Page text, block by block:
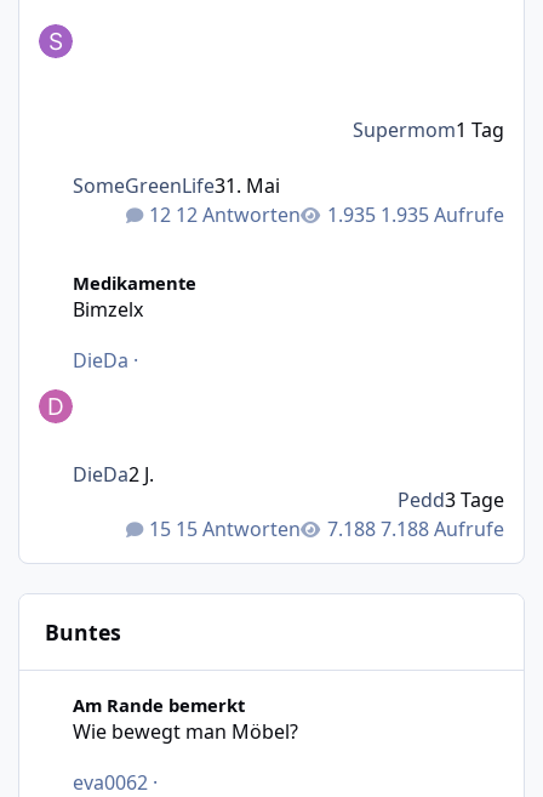
12 Antworten 1.935 Aufrufe
SomeGreenLife31. Mai
Supermom1 Tag
Medikamente
Bimzelx
DieDa ·
15 Antworten 7.188 Aufrufe
DieDa2 J.
Pedd3 Tage
Buntes
Am Rande bemerkt
Wie bewegt man Möbel?
eva0062 ·